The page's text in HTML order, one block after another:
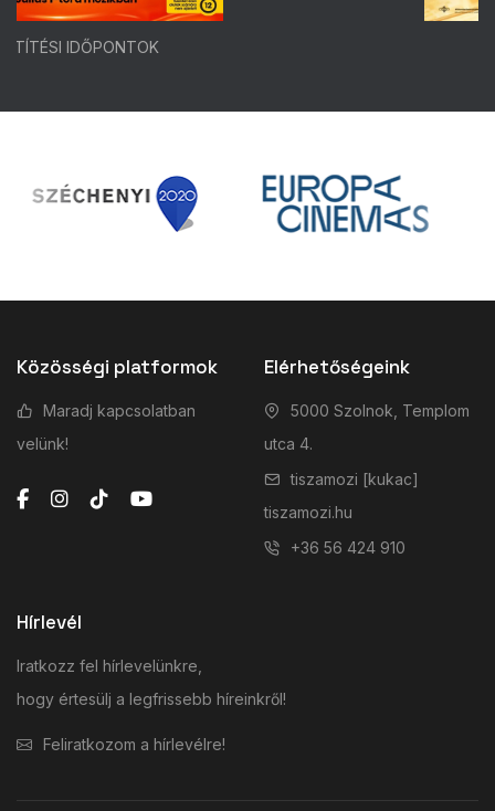
Közösségi platformok
Maradj kapcsolatban
velünk!
Elérhetőségeink
5000 Szolnok, Templom
utca 4.
tiszamozi [kukac]
tiszamozi.hu
+36 56 424 910
Hírlevél
Iratkozz fel hírlevelünkre,
hogy értesülj a legfrissebb híreinkről!
Feliratkozom a hírlevélre!